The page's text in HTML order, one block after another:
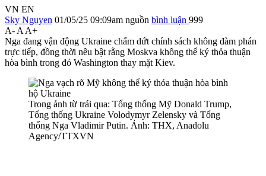
VN EN
Sky Nguyen 01/05/25 09:09am nguồn bình luận 999
A- A A+
Nga đang vận động Ukraine chấm dứt chính sách không đàm phán
trực tiếp, đồng thời nêu bật rằng Moskva không thể ký thỏa thuận
hòa bình trong đó Washington thay mặt Kiev.
Trong ảnh từ trái qua: Tổng thống Mỹ Donald Trump,
Tổng thống Ukraine Volodymyr Zelensky và Tổng
thống Nga Vladimir Putin. Ảnh: THX, Anadolu
Agency/TTXVN